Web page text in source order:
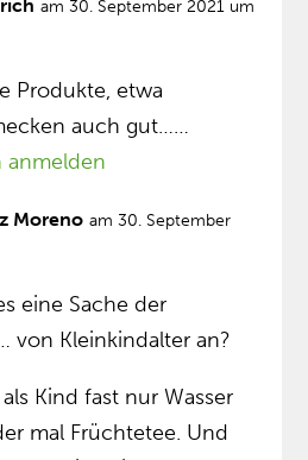
am 30. September 2021 um
Produkte, etwa
auch gut……
anmelden
Moreno am 30. September
eine Sache der
von Kleinkindalter an?
Kind fast nur Wasser
mal Früchtetee. Und